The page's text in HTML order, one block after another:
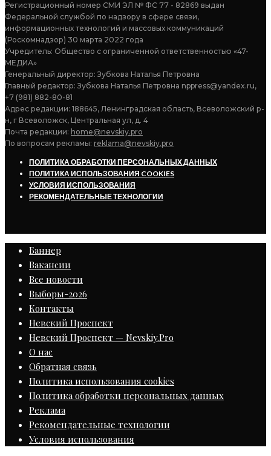
Регистрационный номер СМИ ЭЛ № ФС 77 - 82869 выдан
Федеральной службой по надзору в сфере связи,
информационных технологий и массовых коммуникаций
(Роскомнадзор) 30 марта 2022 года
Учредитель: Общество с ограниченной ответственностью «47-
МЕДИА»
Генеральный директор: Зубкова Наталья Петровна
Главный редактор: Зубкова Наталья Петровна nppress@yandex.ru,
+7 (981) 882-80-81
Адрес редакции: 188645, Ленинградская область, Всеволожский р-
н, г Всеволожск, Центральная ул, д. 4
Почта редакции: home@nevskiy.pro
По вопросам рекламы: reklama@nevskiy.pro
ПОЛИТИКА ОБРАБОТКИ ПЕРСОНАЛЬНЫХ ДАННЫХ
ПОЛИТИКА ИСПОЛЬЗОВАНИЯ COOKIES
УСЛОВИЯ ИСПОЛЬЗОВАНИЯ
РЕКОМЕНДАТЕЛЬНЫЕ ТЕХНОЛОГИИ
Баннер
Вакансии
Все новости
Выборы-2026
Контакты
Невский Проспект
Невский Проспект — Nevskiy.Pro
О нас
Обратная связь
Политика использования cookies
Политика обработки персональных данных
Реклама
Рекомендательные технологии
Условия использования